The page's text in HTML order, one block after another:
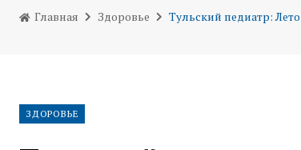
Главная Здоровье Тульский педиатр:
ЗДОРОВЬЕ